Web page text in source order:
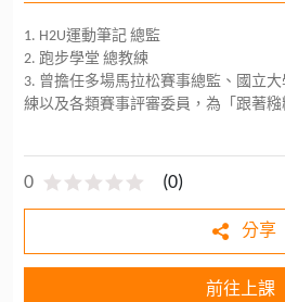
1. H2U運動筆記 總監
2. 跑步學堂 總教練
3. 曾擔任多場馬拉松賽事總監、國立
練以及各類賽事評審委員，為「跟著
0 (0)
分享
前往上課